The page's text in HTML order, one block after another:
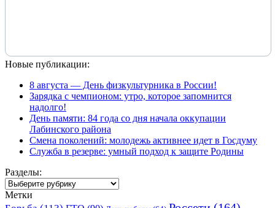
Новые публикации:
8 августа — День физкультурника в России!
Зарядка с чемпионом: утро, которое запомнится
надолго!
День памяти: 84 года со дня начала оккупации
Лабинского района
Смена поколений: молодежь активнее идет в Госдуму
Служба в резерве: умный подход к защите Родины
Разделы:
Разделы:
Метки